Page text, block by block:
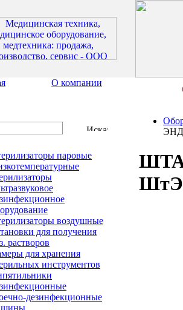
О компании
паровые
воздушные
для получения
растворов
для хранения
инструментов
дезинфекционные